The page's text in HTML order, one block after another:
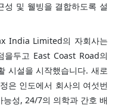
성 및 웰빙을 결합하도록 설
India Limited의 자회사는
을두고 East Coast Road의
시설을 시작했습니다. 새로
은 인도에서 회사의 여섯번
성, 24/7의 의학과 간호 배